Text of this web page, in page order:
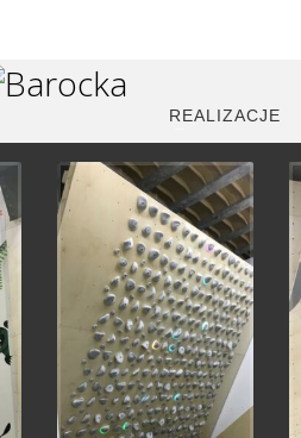
REALIZACJE